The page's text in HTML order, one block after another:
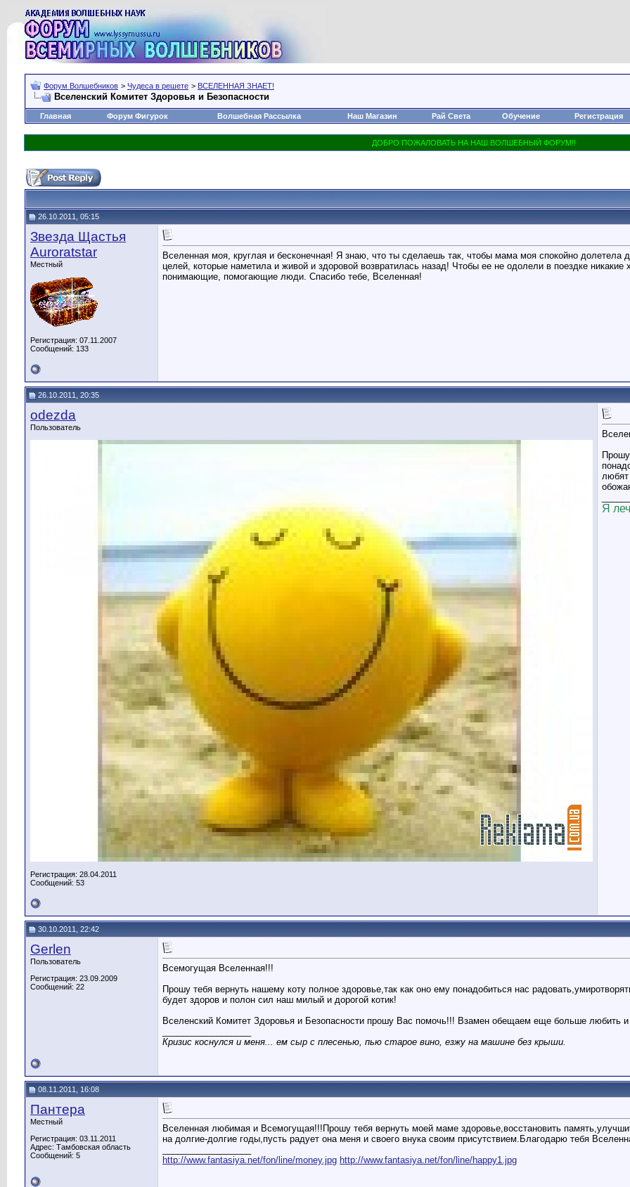
Форум Волшебников > Чудеса в решете > ВСЕЛЕННАЯ ЗНАЕТ!
Вселенский Комитет Здоровья и Безопасности
Главная Форум Фигурок Волшебная Рассылка Наш Магазин Рай Света Обучение Регистрация
26.10.2011, 05:15
Звезда Щастья
Auroratstar
Местный
Регистрация: 07.11.2007
Сообщений: 133
Вселенная моя, круглая и бесконечная! Я знаю, что ты сделаешь так, чтобы мама моя спокойно долетела
целей, которые наметила и живой и здоровой возвратилась назад! Чтобы ее не одолели в поездке никакие
понимающие, помогающие люди. Спасибо тебе, Вселенная!
26.10.2011, 20:35
odezda
Пользователь
Регистрация: 28.04.2011
Сообщений: 53
Я
30.10.2011, 22:42
Gerlen
Пользователь
Регистрация: 23.09.2009
Сообщений: 22
Всемогущая Вселенная!!!
Прошу тебя вернуть нашему коту полное здоровье,так как оно ему понадобиться нас
будет здоров и полон сил наш милый и дорогой котик!
Вселенский Комитет Здоровья и Безопасности прошу Вас помочь!!! Взамен обещаем еще больше любить и
Кризис коснулся и меня... ем сыр с плесенью, пью старое вино, езжу на машине без крыши.
08.11.2011, 16:08
Пантера
Местный
Регистрация: 03.11.2011
Адрес: Тамбовская область
Сообщений: 5
Вселенная любимая и Всемогущая!!!Прошу тебя вернуть моей маме здоровье,восстановить
на долгие-долгие годы,пусть радует она меня и своего внука своим присутствием.Благодарю тебя
http://www.fantasiya.net/fon/line/money.jpg http://www.fantasiya.net/fon/line/happy1.jpg